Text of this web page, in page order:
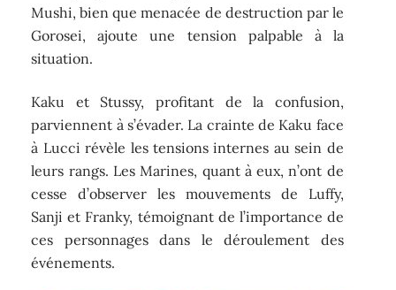
Mushi, bien que menacée de destruction par le
Gorosei, ajoute une tension palpable à la
situation.
Kaku et Stussy, profitant de la confusion,
parviennent à s’évader. La crainte de Kaku face
à Lucci révèle les tensions internes au sein de
leurs rangs. Les Marines, quant à eux, n’ont de
cesse d’observer les mouvements de Luffy,
Sanji et Franky, témoignant de l’importance de
ces personnages dans le déroulement des
événements.